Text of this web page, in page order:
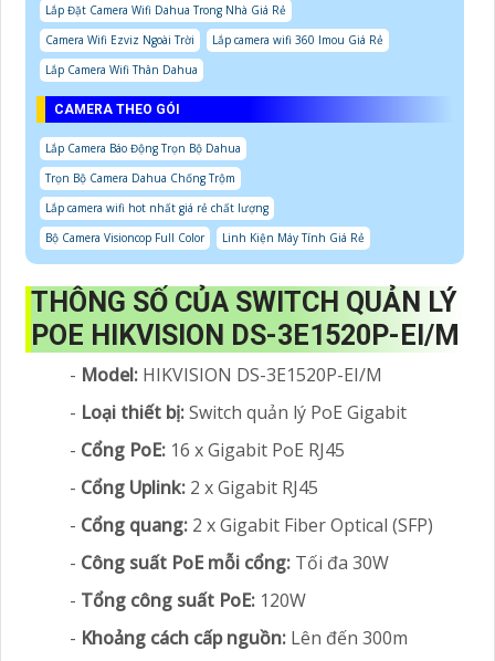
Lắp Đặt Camera Wifi Dahua Trong Nhà Giá Rẻ
Camera Wifi Ezviz Ngoài Trời
Lắp camera wifi 360 Imou Giá Rẻ
Lắp Camera Wifi Thân Dahua
CAMERA THEO GÓI
Lắp Camera Báo Động Trọn Bộ Dahua
Trọn Bộ Camera Dahua Chống Trộm
Lắp camera wifi hot nhất giá rẻ chất lượng
Bộ Camera Visioncop Full Color
Linh Kiện Máy Tính Giá Rẻ
THÔNG SỐ CỦA SWITCH QUẢN LÝ
POE HIKVISION DS-3E1520P-EI/M
- Model: HIKVISION DS-3E1520P-EI/M
- Loại thiết bị:Switch quản lý PoE Gigabit
- Cổng PoE: 16 x Gigabit PoE RJ45
- Cổng Uplink: 2 x Gigabit RJ45
- Cổng quang: 2 x Gigabit Fiber Optical (SFP)
- Công suất PoE mỗi cổng: Tối đa 30W
- Tổng công suất PoE: 120W
- Khoảng cách cấp nguồn: Lên đến 300m